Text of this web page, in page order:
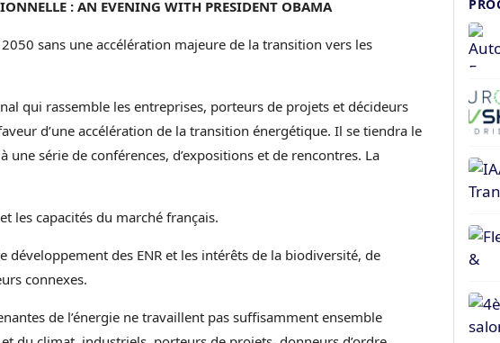
: AN EVENING WITH PRESIDENT OBAMA
sans une accélération majeure de la transition vers les
qui rassemble les entreprises, porteurs de projets et décideurs
d’une accélération de la transition énergétique. Il se tiendra le
une série de conférences, d’expositions et de rencontres. La
les capacités du marché français.
des ENR et les intérêts de la biodiversité, de
connexes.
de l’énergie ne travaillent pas suffisamment ensemble